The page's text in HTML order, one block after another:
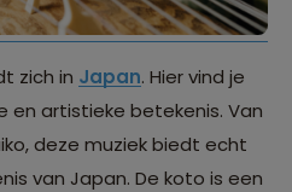
zich in Japan. Hier vind je
en artistieke betekenis. Van
deze muziek biedt echt
van Japan. De koto is een